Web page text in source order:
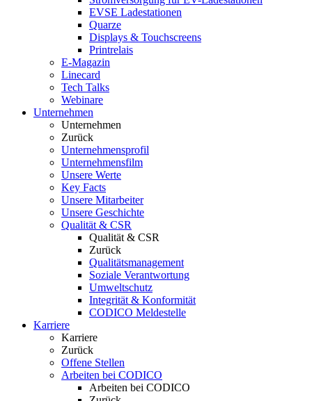
EVSE Ladestationen
Quarze
Displays & Touchscreens
Printrelais
E-Magazin
Linecard
Tech Talks
Webinare
Unternehmen
Unternehmen
Zurück
Unternehmensprofil
Unternehmensfilm
Unsere Werte
Key Facts
Unsere Mitarbeiter
Unsere Geschichte
Qualität & CSR
Qualität & CSR
Zurück
Qualitätsmanagement
Soziale Verantwortung
Umweltschutz
Integrität & Konformität
CODICO Meldestelle
Karriere
Karriere
Zurück
Offene Stellen
Arbeiten bei CODICO
Arbeiten bei CODICO